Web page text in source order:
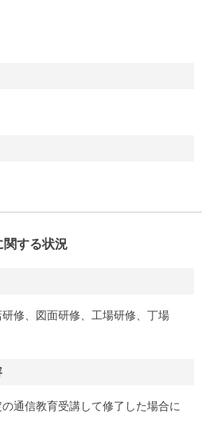
関する状況
修、図面研修、工場研修、丁場
通信教育受講して修了した場合に